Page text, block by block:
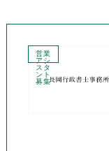
営業
アシ
スタ
ント
募集